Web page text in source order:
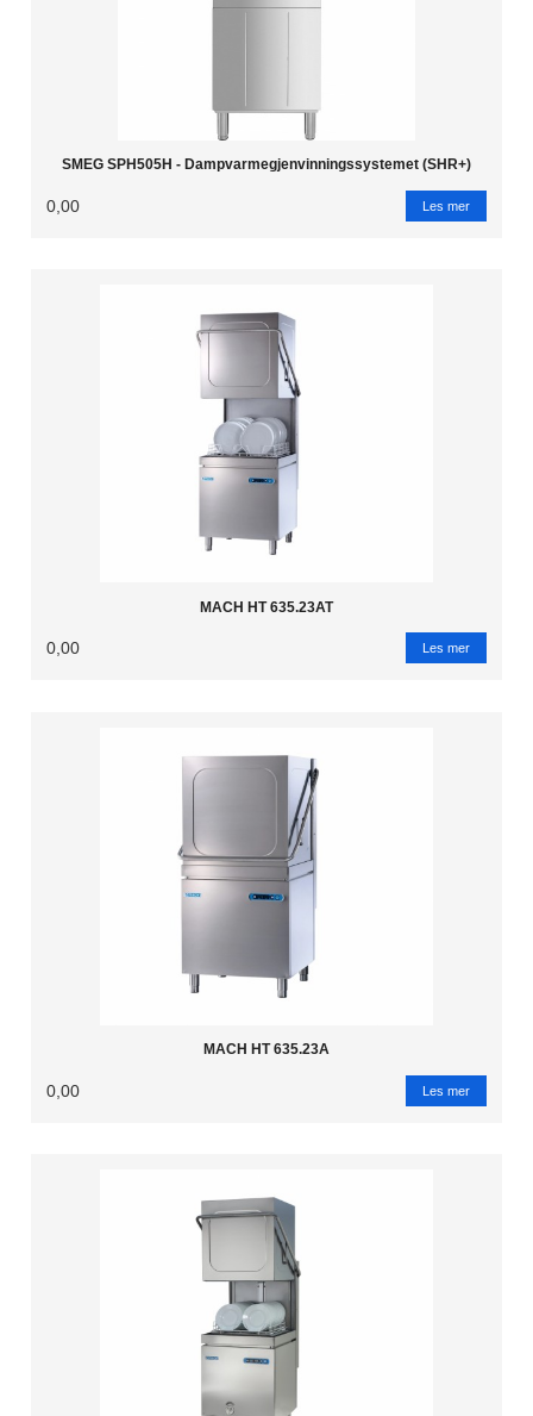
SMEG SPH505H - Dampvarmegjenvinningssystemet (SHR+)
0,00 Les mer
MACH HT 635.23AT
0,00 Les mer
MACH HT 635.23A
0,00 Les mer